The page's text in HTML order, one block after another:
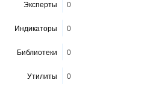
Эксперты 0
Индикаторы 0
Библиотеки 0
Утилиты 0